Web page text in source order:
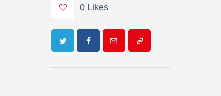
0 Likes